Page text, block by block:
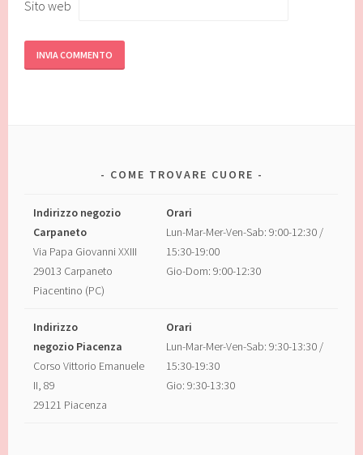
Sito web
COME TROVARE CUORE
Indirizzo negozio
Carpaneto
Via Papa Giovanni XXIII
29013 Carpaneto
Piacentino (PC)
Orari
Lun-Mar-Mer-Ven-Sab: 9:00-12:30 /
15:30-19:00
Gio-Dom: 9:00-12:30
Indirizzo
negozio Piacenza
Corso Vittorio Emanuele
II, 89
29121 Piacenza
Orari
Lun-Mar-Mer-Ven-Sab: 9:30-13:30 /
15:30-19:30
Gio: 9:30-13:30